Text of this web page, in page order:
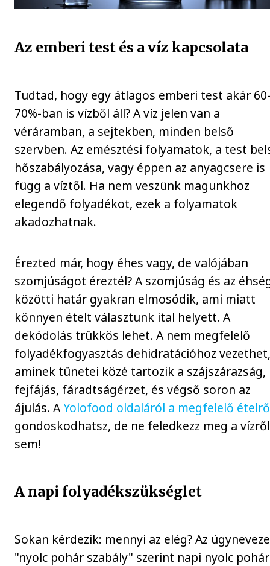
Az emberi test és a víz kapcsolata
Tudtad, hogy egy átlagos emberi test akár
70%-ban is vízből áll? A víz jelen van a
véráramban, a sejtekben, minden belső
szervben. Az emésztési folyamatok, a test
hőszabályozása, vagy éppen az anyagcsere is
függ a víztől. Ha nem veszünk magunkhoz
elegendő folyadékot, ezek a folyamatok
akadozhatnak.
Érezted már, hogy éhes vagy, de valójában
szomjúságot éreztél? A szomjúság és az
közötti határ gyakran elmosódik, ami miatt
könnyen ételt választunk ital helyett. A
dekódolás trükkös lehet. A nem megfelelő
folyadékfogyasztás dehidratációhoz
aminek tünetei közé tartozik a szájszárazság,
fejfájás, fáradtságérzet, és végső soron az
ájulás. AYolofood oldaláról a megfelelő
gondoskodhatsz, de ne feledkezz meg a vízről
sem!
A napi folyadékszükséglet
Sokan kérdezik: mennyi az elég? Az
"nyolc pohár szabály" szerint napi nyolc